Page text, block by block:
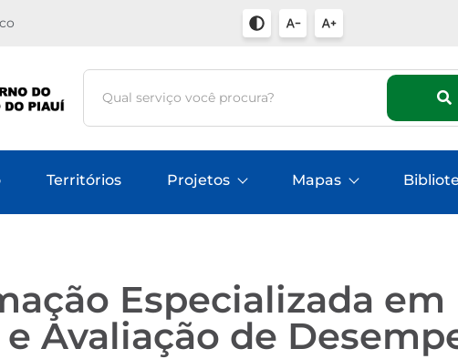
Territórios Projetos Mapas
Especializada em
Avaliação de